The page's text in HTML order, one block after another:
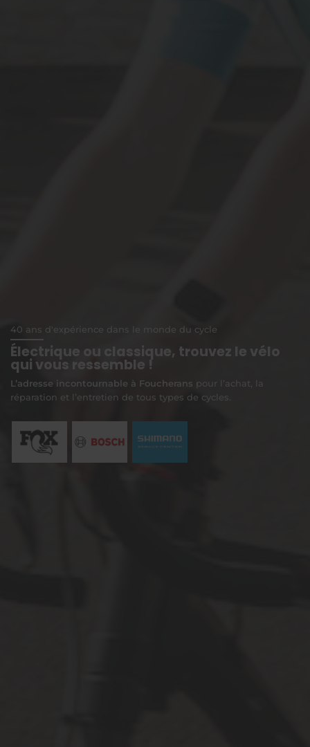
40 ans d'expérience dans le monde du cycle
Électrique ou classique, trouvez le vélo
qui vous ressemble !
L’adresse incontournable à Foucherans pour l’achat, la
réparation et l’entretien de tous types de cycles.